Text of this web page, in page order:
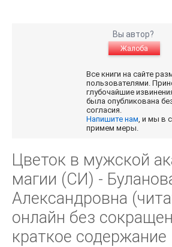
Вы автор?
Жалоба
Все книги на сайте
пользователями.
глубочайшие
была опубликована
согласия.
Напишите нам , и мы в
примем меры.
Цветок в мужской
магии (СИ) -
Александровна
онлайн без
краткое содержание